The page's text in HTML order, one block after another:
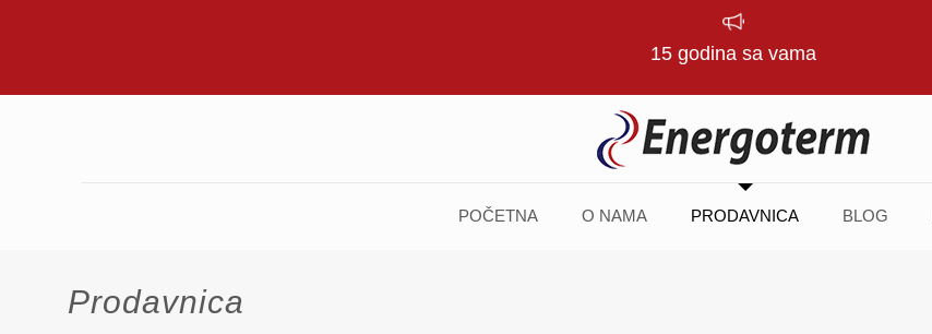
15 godina sa vama
POČETNA O NAMA PRODAVNICA BLOG
Prodavnica